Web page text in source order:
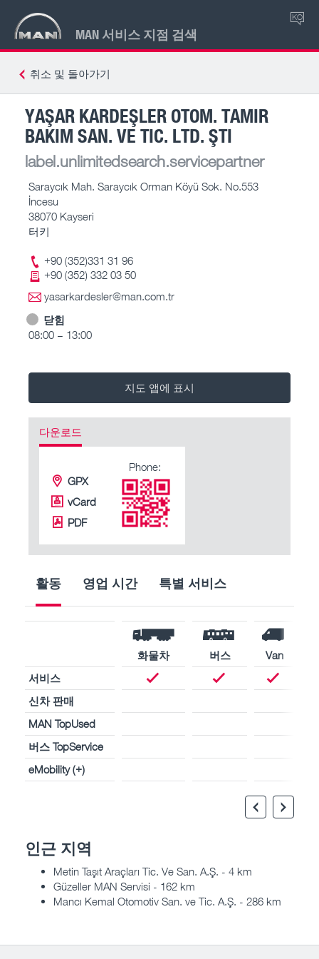
MAN 서비스 지점 검색
KO
취소 및 돌아가기
YAŞAR KARDEŞLER OTOM. TAMIR
BAKIM SAN. VE TIC. LTD. ŞTI
label.unlimitedsearch.servicepartner
Saraycık Mah. Saraycık Orman Köyü Sok. No.553
İncesu
38070 Kayseri
터키
+90 (352)331 31 96
+90 (352) 332 03 50
yasarkardesler@man.com.tr
닫힘
08:00 – 13:00
지도 앱에 표시
다운로드
GPX
vCard
PDF
Phone:
활동 영업 시간 특별 서비스
화물차 버스
Van
서비스
신차 판매
MAN TopUsed
버스 TopService
eMobility (+)
인근 지역
Metin Taşıt Araçları Tic. Ve San. A.Ş. - 4 km
Güzeller MAN Servisi - 162 km
Mancı Kemal Otomotiv San. ve Tic. A.Ş. - 286 km